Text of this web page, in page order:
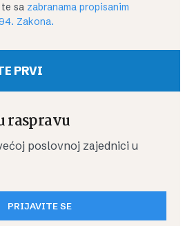
sa zabranama propisanim
Zakona.
PRVI
raspravu
poslovnoj zajednici u
PRIJAVITE SE